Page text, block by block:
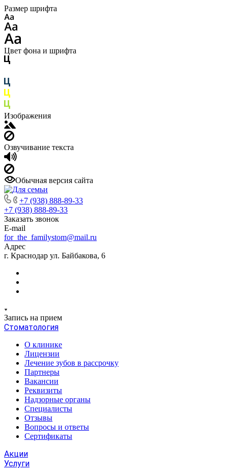
Размер шрифта
Цвет фона и шрифта
Изображения
Озвучивание текста
Обычная версия сайта
+7 (938) 888-89-33
+7 (938) 888-89-33
Заказать звонок
E-mail
for_the_familystom@mail.ru
Адрес
г. Краснодар ул. Байбакова, 6
Запись на прием
Стоматология
О клинике
Лицензии
Лечение зубов в рассрочку
Партнеры
Вакансии
Реквизиты
Надзорные органы
Специалисты
Отзывы
Вопросы и ответы
Сертификаты
Акции
Услуги